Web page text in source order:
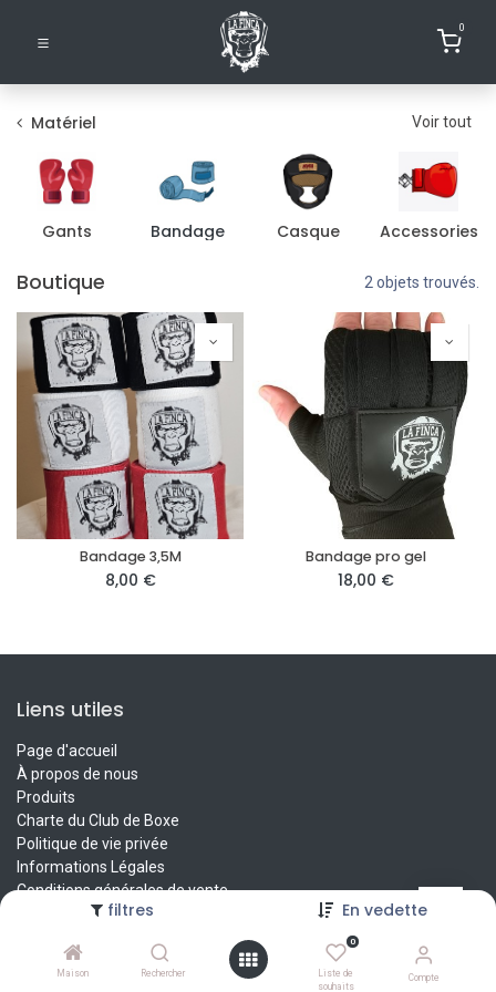
filtres En vedette
Maison Rechercher
0
Liste de
souhaits
Compte
0
Matériel Voir tout
Gants Bandage Casque Accessories
Boutique 2 objets trouvés.
Bandage 3,5M
8,00 €
Bandage pro gel
18,00 €
Liens utiles
Page d'accueil
À propos de nous
Produits
Charte du Club de Boxe
Politique de vie privée
Informations Légales
Conditions générales de vente
À propos de nous